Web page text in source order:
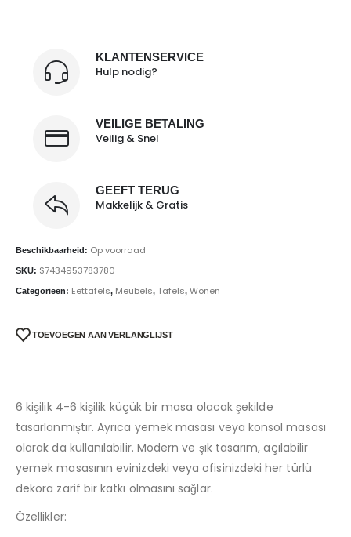
KLANTENSERVICE
Hulp nodig?
VEILIGE BETALING
Veilig & Snel
GEEFT TERUG
Makkelijk & Gratis
Beschikbaarheid: Op voorraad
SKU: S7434953783780
Categorieën: Eettafels, Meubels, Tafels, Wonen
TOEVOEGEN AAN VERLANGLIJST
6 kişilik 4-6 kişilik küçük bir masa olacak şekilde
tasarlanmıştır. Ayrıca yemek masası veya konsol masası
olarak da kullanılabilir. Modern ve şık tasarım, açılabilir
yemek masasının evinizdeki veya ofisinizdeki her türlü
dekora zarif bir katkı olmasını sağlar.
Özellikler: